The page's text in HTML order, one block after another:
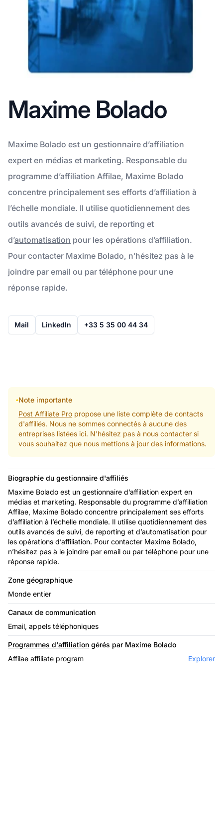
Maxime Bolado
Maxime Bolado est un gestionnaire d’affiliation
expert en médias et marketing. Responsable du
programme d’affiliation Affilae, Maxime Bolado
concentre principalement ses efforts d’affiliation à
l’échelle mondiale. Il utilise quotidiennement des
outils avancés de suivi, de reporting et
d’automatisation pour les opérations d’affiliation.
Pour contacter Maxime Bolado, n’hésitez pas à le
joindre par email ou par téléphone pour une
réponse rapide.
Mail LinkedIn +33 5 35 00 44 34
Note importante
Post Affiliate Pro propose une liste complète de contacts
d'affiliés. Nous ne sommes connectés à aucune des
entreprises listées ici. N'hésitez pas à nous contacter si
vous souhaitez que nous mettions à jour des informations.
Biographie du gestionnaire d'affiliés
Maxime Bolado est un gestionnaire d’affiliation expert en
médias et marketing. Responsable du programme d’affiliation
Affilae, Maxime Bolado concentre principalement ses efforts
d’affiliation à l’échelle mondiale. Il utilise quotidiennement des
outils avancés de suivi, de reporting et d’automatisation pour
les opérations d’affiliation. Pour contacter Maxime Bolado,
n’hésitez pas à le joindre par email ou par téléphone pour une
réponse rapide.
Zone géographique
Monde entier
Canaux de communication
Email, appels téléphoniques
Programmes d'affiliation gérés par Maxime Bolado
Affilae affiliate program
Explorer